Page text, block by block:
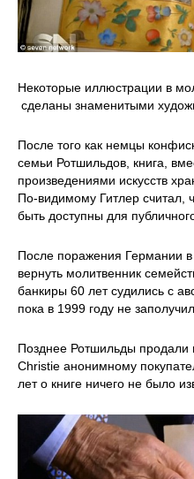
Некоторые иллюстрации в
сделаны знаменитыми
После того как немцы
семьи Ротшильдов, книга,
произведениями искусств
По-видимому Гитлер считал,
быть доступны для
После поражения Германии в
вернуть молитвенник
банкиры 60 лет судились с
пока в 1999 году не
Позднее Ротшильды продали
Christie анонимному
лет о книге ничего не было